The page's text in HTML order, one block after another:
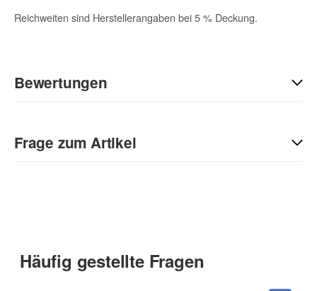
Reichweiten sind Herstellerangaben bei 5 % Deckung.
Bewertungen
Sie Anderen bei der Kaufentscheidung:
Frage zum Artikel
Häufig gestellte Fragen